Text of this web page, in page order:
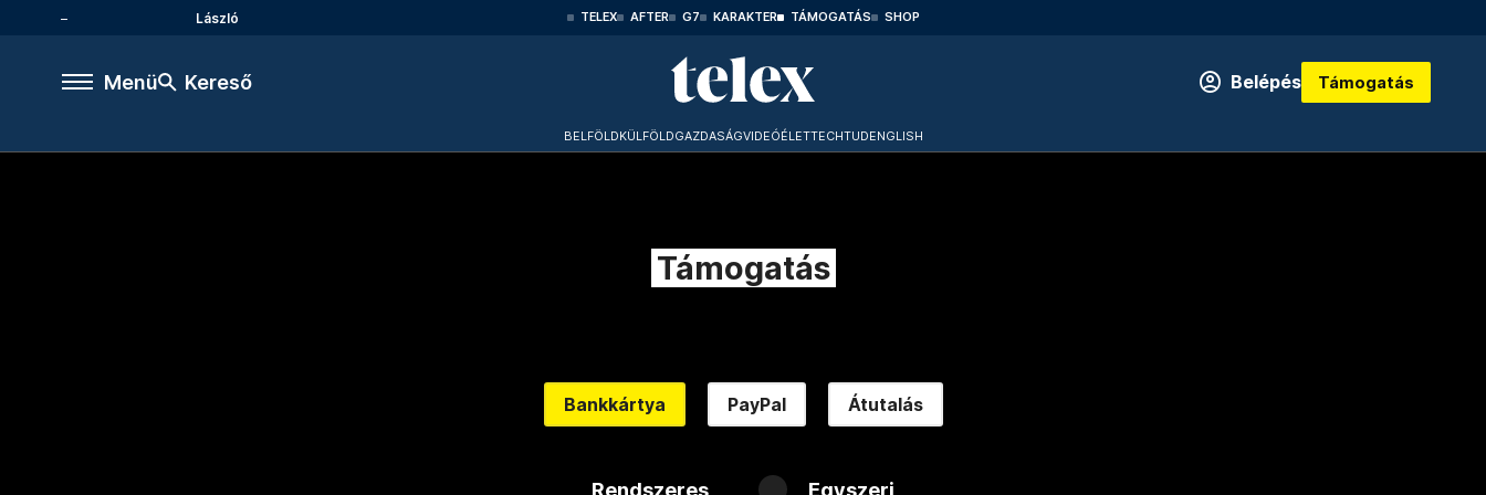
László TELEX AFTER G7 KARAKTER TÁMOGATÁS SHOP
Menü Kereső Belépés Támogatás
BELFÖLDKÜLFÖLDGAZDASÁGVIDEÓÉLETTECHTUDENGLISH
Támogatás
Bankkártya PayPal Átutalás
Rendszeres Egyszeri